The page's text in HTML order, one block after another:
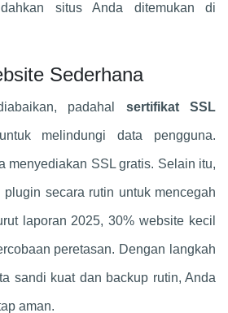
situs Anda ditemukan di
Sederhana
padahal sertifikat SSL
melindungi data pengguna.
menyediakan SSL gratis. Selain itu,
plugin secara rutin untuk mencegah
laporan 2025, 30% website kecil
peretasan. Dengan langkah
sandi kuat dan backup rutin, Anda
aman.